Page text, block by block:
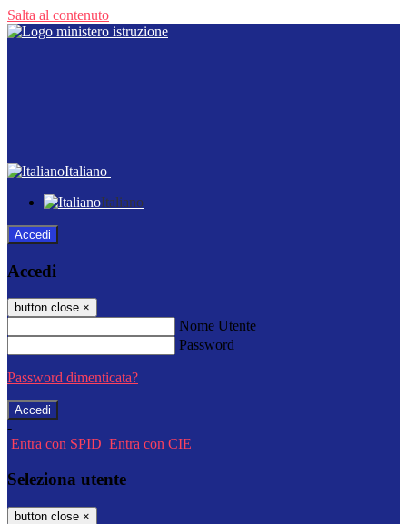
Salta al contenuto
Italiano
Italiano
Accedi
Accedi
button close ×
Nome Utente
Password
Password dimenticata?
-
Entra con SPID Entra con CIE
Seleziona utente
button close ×